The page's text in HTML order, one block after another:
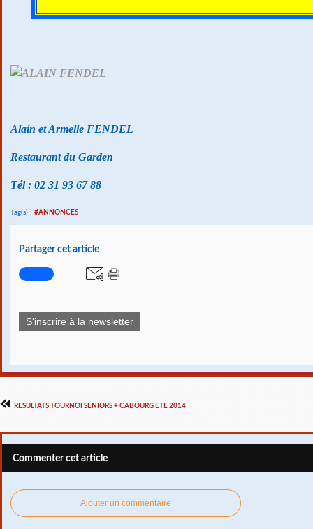
Alain et Armelle FENDEL
Restaurant du Garden
Tél : 02 31 93 67 88
Tag(s) : #ANNONCES
Partager cet article
S'inscrire à la newsletter
RESULTATS TOURNOI SENIORS + CABOURG ETE 2014
Commenter cet article
Ajouter un commentaire